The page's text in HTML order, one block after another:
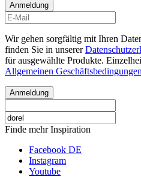
Anmeldung
Wir gehen sorgfältig mit Ihren
finden Sie in unserer
für ausgewählte Produkte.
Allgemeinen
Anmeldung
Finde mehr Inspiration
Facebook DE
Instagram
Youtube